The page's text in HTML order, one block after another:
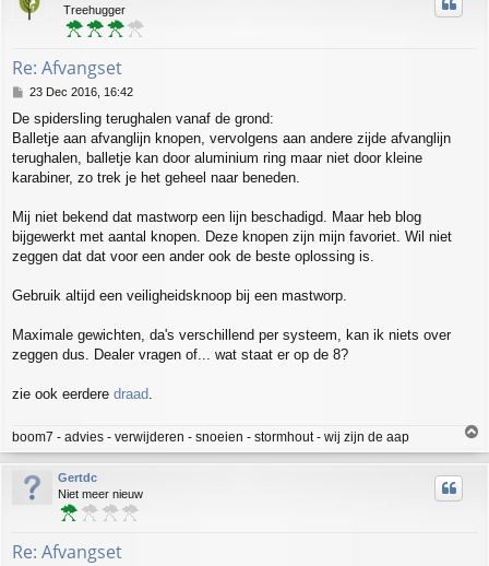
Treehugger
Re: Afvangset
P
s
t
23 Dec 2016, 16:42
De spidersling terughalen vanaf de grond:
Balletje aan afvanglijn knopen, vervolgens aan andere zijde afvanglijn
terughalen, balletje kan door aluminium ring maar niet door kleine
karabiner, zo trek je het geheel naar beneden.
Mij niet bekend dat mastworp een lijn beschadigd. Maar heb blog
bijgewerkt met aantal knopen. Deze knopen zijn mijn favoriet. Wil niet
zeggen dat dat voor een ander ook de beste oplossing is.
Gebruik altijd een veiligheidsknoop bij een mastworp.
Maximale gewichten, da's verschillend per systeem, kan ik niets over
zeggen dus. Dealer vragen of... wat staat er op de 8?
zie ook eerdere draad
boom7 - advies - verwijderen - snoeien - stormhout - wij zijn de aap
o
p
Gertdc
Niet meer nieuw
Re: Afvangset